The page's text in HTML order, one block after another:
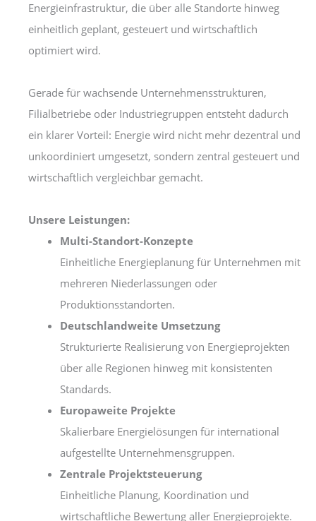
Energieinfrastruktur, die über alle Standorte hinweg
einheitlich geplant, gesteuert und wirtschaftlich
optimiert wird.
Gerade für wachsende Unternehmensstrukturen,
Filialbetriebe oder Industriegruppen entsteht dadurch
ein klarer Vorteil: Energie wird nicht mehr dezentral und
unkoordiniert umgesetzt, sondern zentral gesteuert und
wirtschaftlich vergleichbar gemacht.
Unsere Leistungen:
Multi-Standort-Konzepte
Einheitliche Energieplanung für Unternehmen mit
mehreren Niederlassungen oder
Produktionsstandorten.
Deutschlandweite Umsetzung
Strukturierte Realisierung von Energieprojekten
über alle Regionen hinweg mit konsistenten
Standards.
Europaweite Projekte
Skalierbare Energielösungen für international
aufgestellte Unternehmensgruppen.
Zentrale Projektsteuerung
Einheitliche Planung, Koordination und
wirtschaftliche Bewertung aller Energieprojekte.